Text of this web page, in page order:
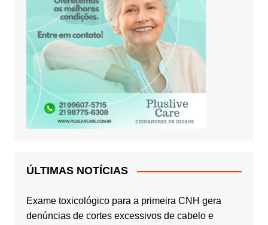
ÚLTIMAS NOTÍCIAS
Exame toxicológico para a primeira CNH gera
denúncias de cortes excessivos de cabelo e